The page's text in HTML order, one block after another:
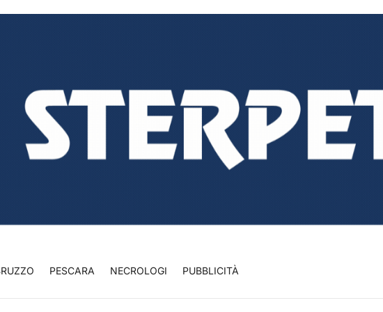
PESCARA NECROLOGI PUBBLICITÀ